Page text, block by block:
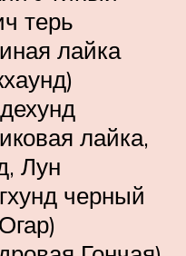
терь
лайка
лайка,
Лун
черный